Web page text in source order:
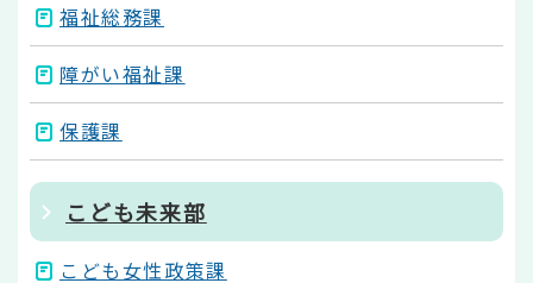
福祉総務課
障がい福祉課
保護課
こども未来部
こども女性政策課